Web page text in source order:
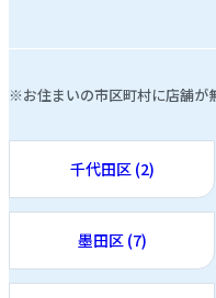
※お住まいの市区町村に店舗が
千代田区 (2)
墨田区 (7)